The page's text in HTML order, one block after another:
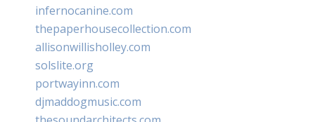
infernocanine.com
thepaperhousecollection.com
allisonwillisholley.com
solslite.org
portwayinn.com
djmaddogmusic.com